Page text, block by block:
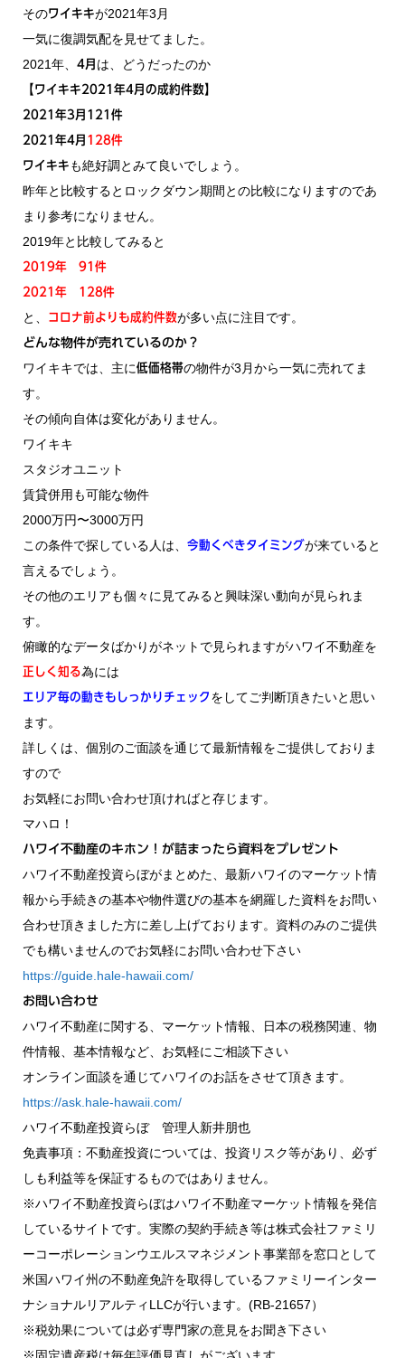
そのワイキキが2021年3月
一気に復調気配を見せてました。
2021年、 4月 は、どうだったのか
【ワイキキ2021年4月の成約件数】
2021年3月121件
2021年4月 128件
ワイキキ も絶好調とみて良いでしょう。
昨年と比較するとロックダウン期間との比較になりますのであ
まり参考になりません。
2019年と比較してみると
2019年 91件
2021年 128件
と、 コロナ前よりも成約件数が多い点に注目です。
どんな物件が売れているのか？
ワイキキでは、主に低価格帯の物件が3月から一気に売れてま
す。
その傾向自体は変化がありません。
ワイキキ
スタジオユニット
賃貸併用も可能な物件
2000万円〜3000万円
この条件で探している人は、 今動くべきタイミングが来ていると
言えるでしょう。
その他のエリアも個々に見てみると興味深い動向が見られま
す。
俯瞰的なデータばかりがネットで見られますがハワイ不動産を
正しく知る為には
エリア毎の動きもしっかりチェック をしてご判断頂きたいと思い
ます。
詳しくは、個別のご面談を通じて最新情報をご提供しておりま
すので
お気軽にお問い合わせ頂ければと存じます。
マハロ！
ハワイ不動産のキホン！が詰まったら資料をプレゼント
ハワイ不動産投資らぼがまとめた、最新ハワイのマーケット情
報から手続きの基本や物件選びの基本を網羅した資料をお問い
合わせ頂きました方に差し上げております。資料のみのご提供
でも構いませんのでお気軽にお問い合わせ下さい
https://guide.hale-hawaii.com/
お問い合わせ
ハワイ不動産に関する、マーケット情報、日本の税務関連、物
件情報、基本情報など、お気軽にご相談下さい
オンライン面談を通じてハワイのお話をさせて頂きます。
https://ask.hale-hawaii.com/
ハワイ不動産投資らぼ 管理人新井朋也
免責事項：不動産投資については、投資リスク等があり、必ず
しも利益等を保証するものではありません。
※ハワイ不動産投資らぼはハワイ不動産マーケット情報を発信
しているサイトです。実際の契約手続き等は株式会社ファミリ
ーコーポレーションウエルスマネジメント事業部を窓口として
米国ハワイ州の不動産免許を取得しているファミリーインター
ナショナルリアルティLLCが行います。(RB-21657）
※税効果については必ず専門家の意見をお聞き下さい